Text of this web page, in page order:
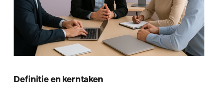
Definitie en kerntaken